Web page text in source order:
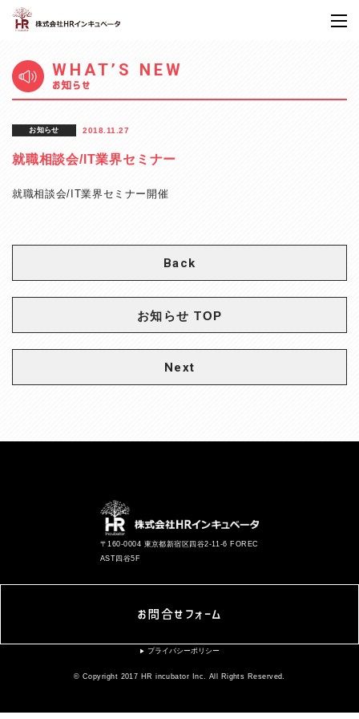
WHAT’S NEW
お知らせ
お知らせ 2018.11.27
就職相談会/IT業界セミナー
就職相談会/IT業界セミナー開催
Back
お知らせ TOP
Next
〒160-0004 東京都新宿区四谷2-11-6 FOREC
AST四谷5F
お問合せフォーム
▶︎ プライバシーポリシー
© Copyright 2017 HR incubator Inc. All Rights Reserved.